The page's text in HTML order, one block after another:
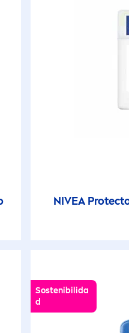
NIVEA Protect
Sostenibilida
d